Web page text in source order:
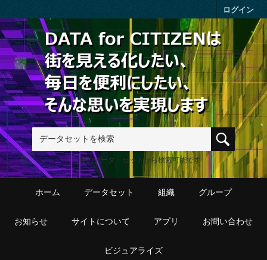
ログイン
411件のデータ・セットから検索可能です
ホーム データセット 組織 グループ
お知らせ サイトについて アプリ お問い合わせ
ビジュアライズ